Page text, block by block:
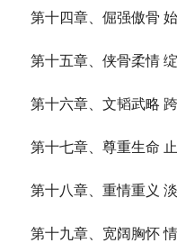
第十四章、倔强傲骨
第十五章、侠骨柔情
第十六章、文韬武略
第十七章、尊重生命
第十八章、重情重义
第十九章、宽阔胸怀